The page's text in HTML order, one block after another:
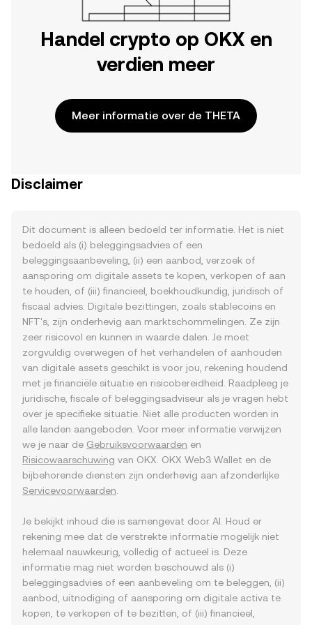
Handel crypto op OKX en
verdien meer
Meer informatie over de THETA
Disclaimer
Dit document is alleen bedoeld ter informatie. Het is niet
bedoeld als (i) beleggingsadvies of een
beleggingsaanbeveling, (ii) een aanbod, verzoek of
aansporing om digitale assets te kopen, verkopen of aan
te houden, of (iii) financieel, boekhoudkundig, juridisch of
fiscaal advies. Digitale bezittingen, zoals stablecoins en
NFT's, zijn onderhevig aan marktschommelingen. Ze zijn
zeer risicovol en kunnen in waarde dalen. Je moet
zorgvuldig overwegen of het verhandelen of aanhouden
van digitale assets geschikt is voor jou, rekening houdend
met je financiële situatie en risicobereidheid. Raadpleeg je
juridische, fiscale of beleggingsadviseur als je vragen hebt
over je specifieke situatie. Niet alle producten worden in
alle landen aangeboden. Voor meer informatie verwijzen
we je naar de Gebruiksvoorwaarden en
Risicowaarschuwing van OKX. OKX Web3 Wallet en de
bijbehorende diensten zijn onderhevig aan afzonderlijke
Servicevoorwaarden
Je bekijkt inhoud die is samengevat door AI. Houd er
rekening mee dat de verstrekte informatie mogelijk niet
helemaal nauwkeurig, volledig of actueel is. Deze
informatie mag niet worden beschouwd als (i)
beleggingsadvies of een aanbeveling om te beleggen, (ii)
aanbod, uitnodiging of aansporing om digitale activa te
kopen, te verkopen of te bezitten, of (iii) financieel,